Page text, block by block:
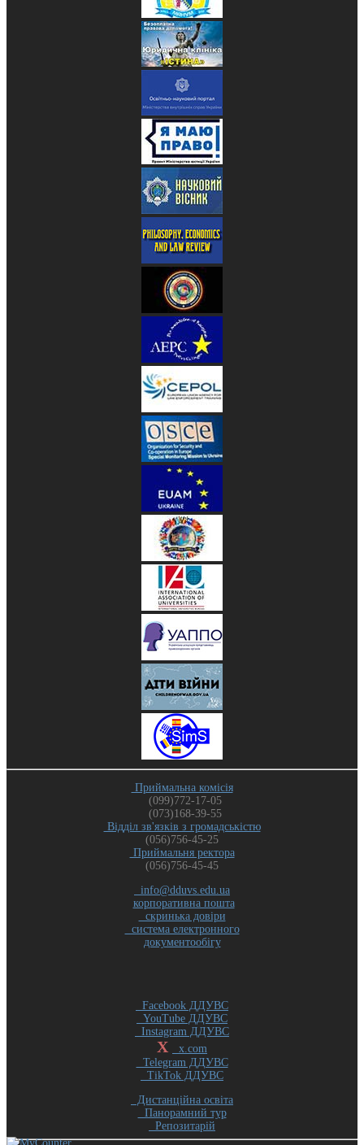
Приймальна комісія
(099)772-17-05
(073)168-39-55
Відділ зв'язків з громадськістю
(056)756-45-25
Приймальня ректора
(056)756-45-45
info@dduvs.edu.ua
корпоративна пошта
скринька довіри
система електронного
документообігу
Facebook ДДУВС
YouTube ДДУВС
Instagram ДДУВС
X
x.com
Telegram ДДУВС
TikTok ДДУВС
Дистанційна освіта
Панорамний тур
Репозитарій